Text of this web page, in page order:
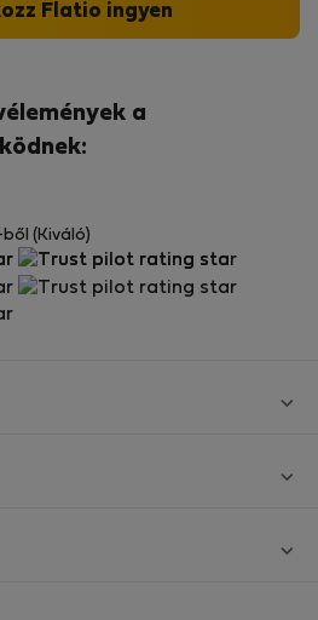
a
(Kiváló)
Flatio ingyen
Tesztelő Klubhoz